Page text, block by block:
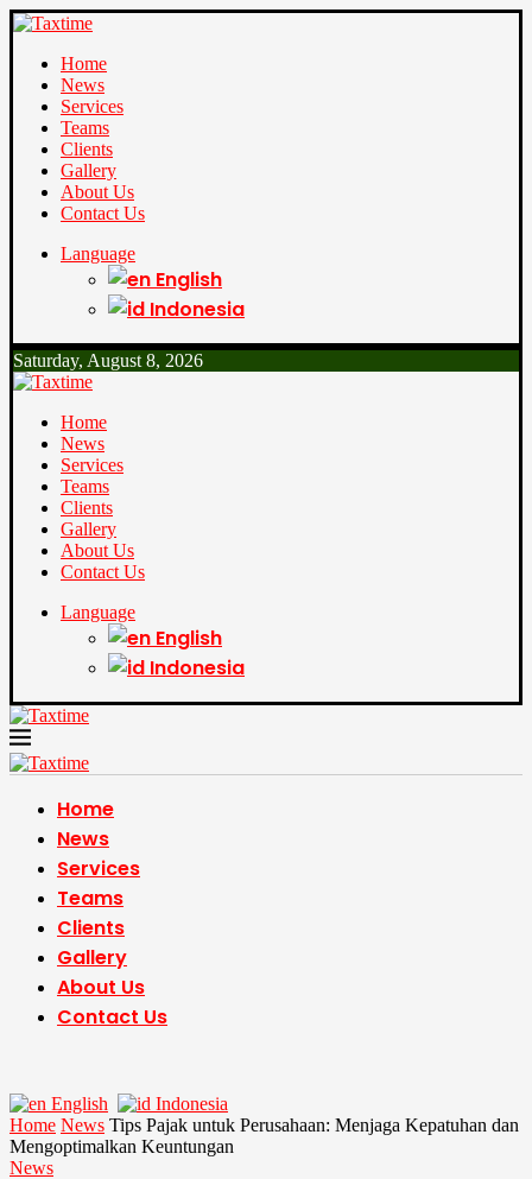
Home
News
Services
Teams
Clients
Gallery
About Us
Contact Us
Language
English
Indonesia
Saturday, August 8, 2026
Home
News
Services
Teams
Clients
Gallery
About Us
Contact Us
Language
English
Indonesia
Home
News
Services
Teams
Clients
Gallery
About Us
Contact Us
English
Indonesia
Home News Tips Pajak untuk Perusahaan: Menjaga Kepatuhan dan
Mengoptimalkan Keuntungan
News